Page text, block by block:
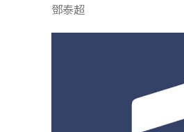
鄧泰超